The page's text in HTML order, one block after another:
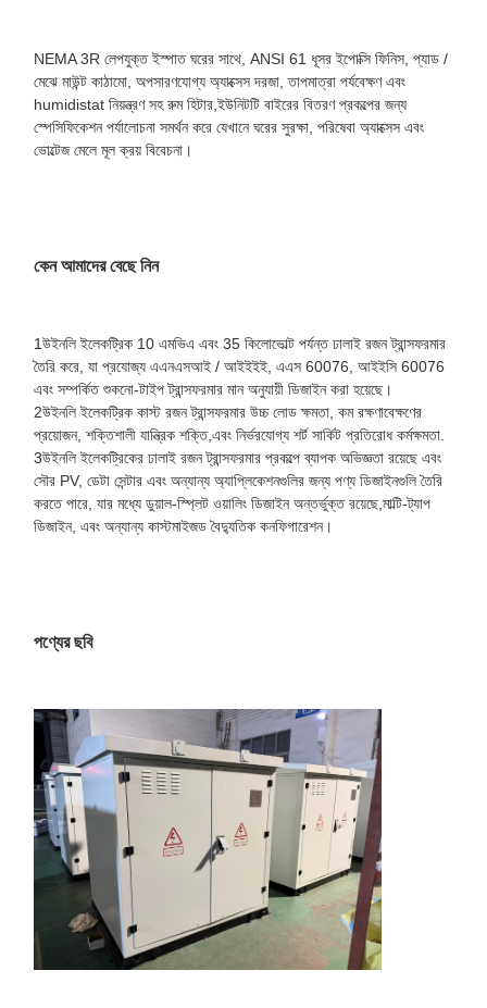
NEMA 3R লেপযুক্ত ইস্পাত ঘরের সাথে, ANSI 61 ধূসর ইপোক্সি ফিনিস, প্যাড /
মেঝে মাউন্ট কাঠামো, অপসারণযোগ্য অ্যাক্সেস দরজা, তাপমাত্রা পর্যবেক্ষণ এবং
humidistat নিয়ন্ত্রণ সহ রুম হিটার,ইউনিটটি বাইরের বিতরণ প্রকল্পের জন্য
স্পেসিফিকেশন পর্যালোচনা সমর্থন করে যেখানে ঘরের সুরক্ষা, পরিষেবা অ্যাক্সেস এবং
ভোল্টেজ মেলে মূল ক্রয় বিবেচনা।
কেন আমাদের বেছে নিন
1উইনলি ইলেকট্রিক 10 এমভিএ এবং 35 কিলোভোল্ট পর্যন্ত ঢালাই রজন ট্রান্সফরমার
তৈরি করে, যা প্রযোজ্য এএনএসআই / আইইইই, এএস 60076, আইইসি 60076
এবং সম্পর্কিত শুকনো-টাইপ ট্রান্সফরমার মান অনুযায়ী ডিজাইন করা হয়েছে।
2উইনলি ইলেকট্রিক কাস্ট রজন ট্রান্সফরমার উচ্চ লোড ক্ষমতা, কম রক্ষণাবেক্ষণের
প্রয়োজন, শক্তিশালী যান্ত্রিক শক্তি,এবং নির্ভরযোগ্য শর্ট সার্কিট প্রতিরোধ কর্মক্ষমতা.
3উইনলি ইলেকট্রিকের ঢালাই রজন ট্রান্সফরমার প্রকল্পে ব্যাপক অভিজ্ঞতা রয়েছে এবং
সৌর PV, ডেটা সেন্টার এবং অন্যান্য অ্যাপ্লিকেশনগুলির জন্য পণ্য ডিজাইনগুলি তৈরি
করতে পারে, যার মধ্যে ডুয়াল-স্প্লিট ওয়ালিং ডিজাইন অন্তর্ভুক্ত রয়েছে,মাল্টি-ট্যাপ
ডিজাইন, এবং অন্যান্য কাস্টমাইজড বৈদ্যুতিক কনফিগারেশন।
পণ্যের ছবি